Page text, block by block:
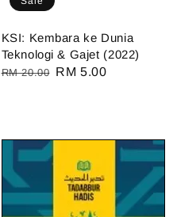
KSI: Kembara ke Dunia
Teknologi & Gajet (2022)
Regular
RM 20.00 Sale
RM 5.00